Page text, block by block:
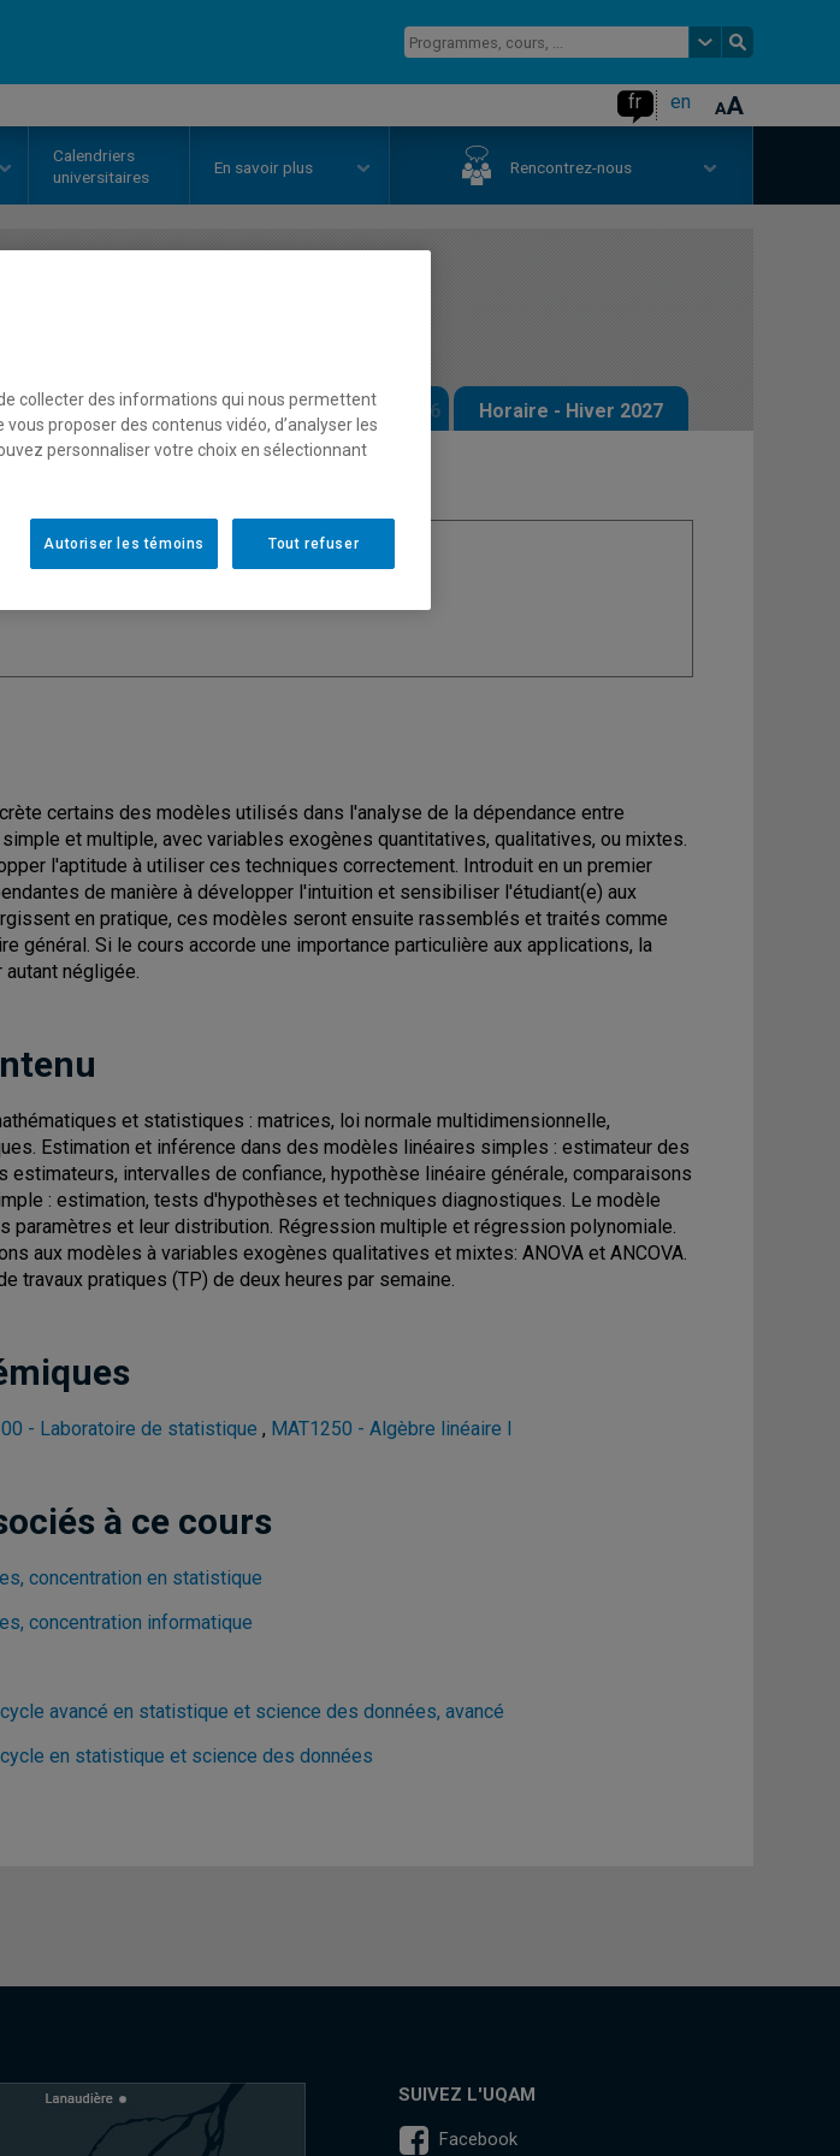
fr en
Calendriers
universitaires
En savoir plus Rencontrez-nous
Horaire - Été 2026 Horaire - Automne 2026 Horaire - Hiver 2027
Discipline: Statistique
certains des modèles utilisés dans l'analyse de la dépendance entre
et multiple, avec variables exogènes quantitatives, qualitatives, ou mixtes.
l'aptitude à utiliser ces techniques correctement. Introduit en un premier
de manière à développer l'intuition et sensibiliser l'étudiant(e) aux
en pratique, ces modèles seront ensuite rassemblés et traités comme
général. Si le cours accorde une importance particulière aux applications, la
négligée.
et statistiques : matrices, loi normale multidimensionnelle,
Estimation et inférence dans des modèles linéaires simples : estimateur des
estimateurs, intervalles de confiance, hypothèse linéaire générale, comparaisons
: estimation, tests d'hypothèses et techniques diagnostiques. Le modèle
paramètres et leur distribution. Régression multiple et régression polynomiale.
aux modèles à variables exogènes qualitatives et mixtes: ANOVA et ANCOVA.
travaux pratiques (TP) de deux heures par semaine.
- Laboratoire de statistique , MAT1250 - Algèbre linéaire I
à ce cours
concentration en statistique
concentration informatique
avancé en statistique et science des données, avancé
en statistique et science des données
SUIVEZ L'UQAM
Facebook
collecter des informations qui nous permettent
proposer des contenus vidéo, d’analyser les
personnaliser votre choix en sélectionnant
Tout refuser
Autoriser les témoins